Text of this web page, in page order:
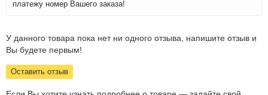
платежу номер Вашего заказа!
У данного товара пока нет ни одного отзыва, напишите отзыв и
Вы будете первым!
Оставить отзыв